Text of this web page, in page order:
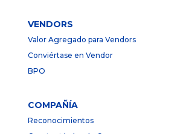
VENDORS
Valor Agregado para Vendors
Conviértase en Vendor
BPO
COMPAÑÍA
Reconocimientos